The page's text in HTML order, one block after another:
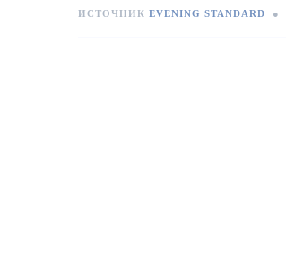
ИСТОЧНИК EVENING STANDARD ●